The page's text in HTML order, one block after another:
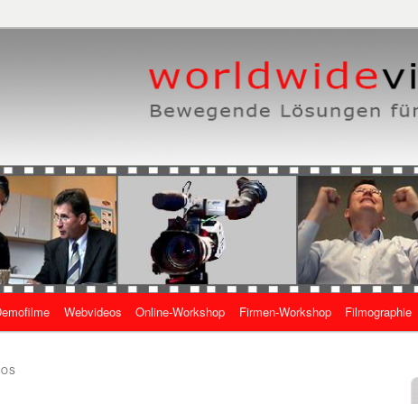
Videos
Webvideos Online-Workshop Firmen-Workshop Filmographie